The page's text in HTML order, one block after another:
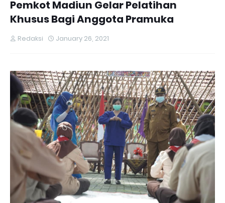
Pemkot Madiun Gelar Pelatihan
Khusus Bagi Anggota Pramuka
Redaksi January 26, 2021